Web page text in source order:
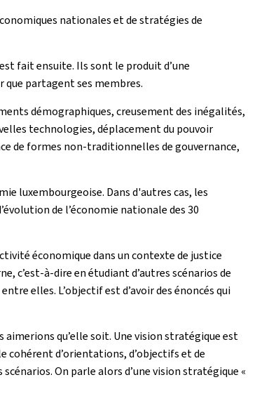
nationales et de stratégies de
fait ensuite. Ils sont le produit d’une
que partagent ses membres.
démographiques, creusement des inégalités,
technologies, déplacement du pouvoir
de formes non-traditionnelles de gouvernance,
luxembourgeoise. Dans d'autres cas, les
de l’économie nationale des 30
économique dans un contexte de justice
c’est-à-dire en étudiant d’autres scénarios de
elles. L’objectif est d’avoir des énoncés qui
aimerions qu’elle soit. Une vision stratégique est
cohérent d’orientations, d’objectifs et de
On parle alors d’une vision stratégique «